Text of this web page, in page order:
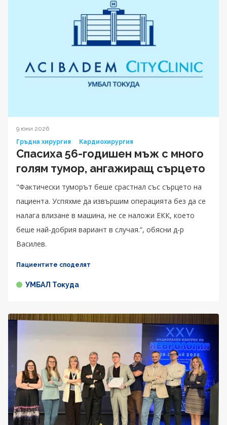
9 юни 2026
Гръдна хирургия
Кардиохирургия
Спасиха 56-годишен мъж с много
голям тумор, ангажиращ сърцето
"Фактически туморът беше срастнал със сърцето на
пациента. Успяхме да извършим операцията без да се
налага влизане в машина, не се наложи ЕКК, което
беше най-добрия вариант в случая.“, обясни д-р
Василев.
Пациентите споделят
УМБАЛ Токуда